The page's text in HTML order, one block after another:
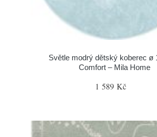
Světle modrý dětský koberec ø
Comfort – Mila Home
1 589 Kč